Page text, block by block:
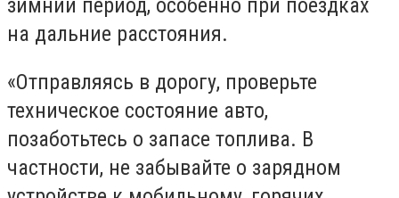
зимний период, особенно при поездках
на дальние расстояния.
«Отправляясь в дорогу, проверьте
техническое состояние авто,
позаботьтесь о запасе топлива. В
частности, не забывайте о зарядном